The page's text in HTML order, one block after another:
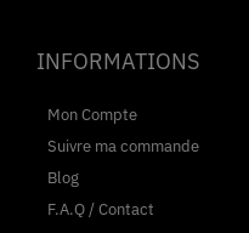
INFORMATIONS
Mon Compte
Suivre ma commande
Blog
F.A.Q / Contact